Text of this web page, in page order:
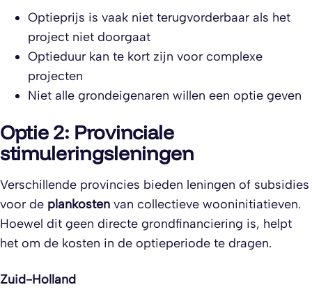
Optieprijs is vaak niet terugvorderbaar als het
project niet doorgaat
Optieduur kan te kort zijn voor complexe
projecten
Niet alle grondeigenaren willen een optie geven
Optie 2: Provinciale
stimuleringsleningen
Verschillende provincies bieden leningen of subsidies
voor de plankosten van collectieve wooninitiatieven.
Hoewel dit geen directe grondfinanciering is, helpt
het om de kosten in de optieperiode te dragen.
Zuid-Holland